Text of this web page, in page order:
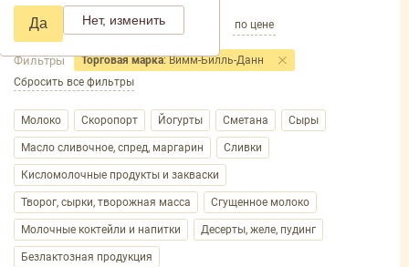
Да Нет, изменить
по популярности по названию по цене
Фильтры Торговая марка: Вимм-Билль-Данн
Сбросить все фильтры
Молоко Скоропорт Йогурты Сметана Сыры
Масло сливочное, спред, маргарин Сливки
Кисломолочные продукты и закваски
Творог, сырки, творожная масса Сгущенное молоко
Молочные коктейли и напитки Десерты, желе, пудинг
Безлактозная продукция